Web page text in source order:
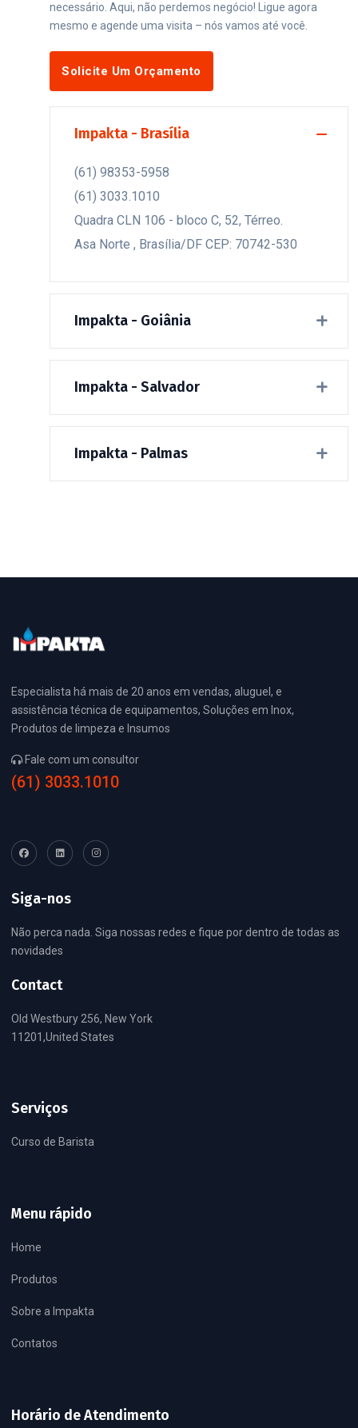
necessário. Aqui, não perdemos negócio! Ligue agora
mesmo e agende uma visita – nós vamos até você.
Solicite Um Orçamento
Impakta - Brasília
(61) 98353-5958
(61) 3033.1010
Quadra CLN 106 - bloco C, 52, Térreo.
Asa Norte , Brasília/DF CEP: 70742-530
Impakta - Goiânia
Impakta - Salvador
Impakta - Palmas
Especialista há mais de 20 anos em vendas, aluguel, e
assistência técnica de equipamentos, Soluções em Inox,
Produtos de limpeza e Insumos
Fale com um consultor
(61) 3033.1010
Siga-nos
Não perca nada. Siga nossas redes e fique por dentro de todas as
novidades
Contact
Old Westbury 256, New York
11201,United States
Serviços
Curso de Barista
Menu rápido
Home
Produtos
Sobre a Impakta
Contatos
Horário de Atendimento